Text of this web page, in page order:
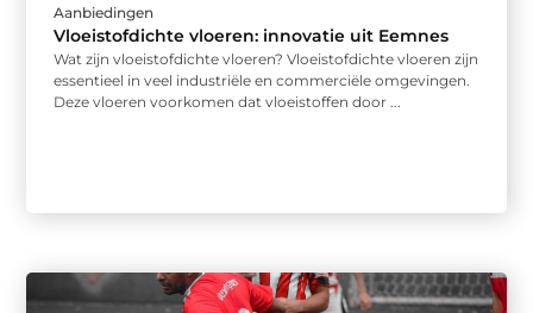
Aanbiedingen
Vloeistofdichte vloeren: innovatie uit Eemnes
Wat zijn vloeistofdichte vloeren? Vloeistofdichte vloeren zijn
essentieel in veel industriële en commerciële omgevingen.
Deze vloeren voorkomen dat vloeistoffen door ...